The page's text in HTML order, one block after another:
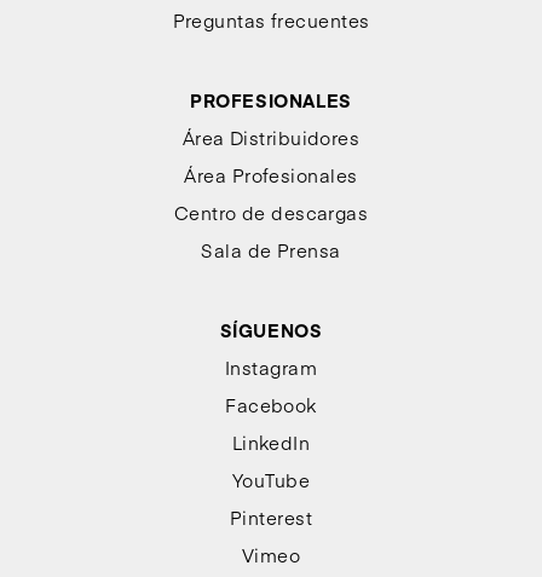
Preguntas frecuentes
PROFESIONALES
Área Distribuidores
Área Profesionales
Centro de descargas
Sala de Prensa
SÍGUENOS
Instagram
Facebook
LinkedIn
YouTube
Pinterest
Vimeo